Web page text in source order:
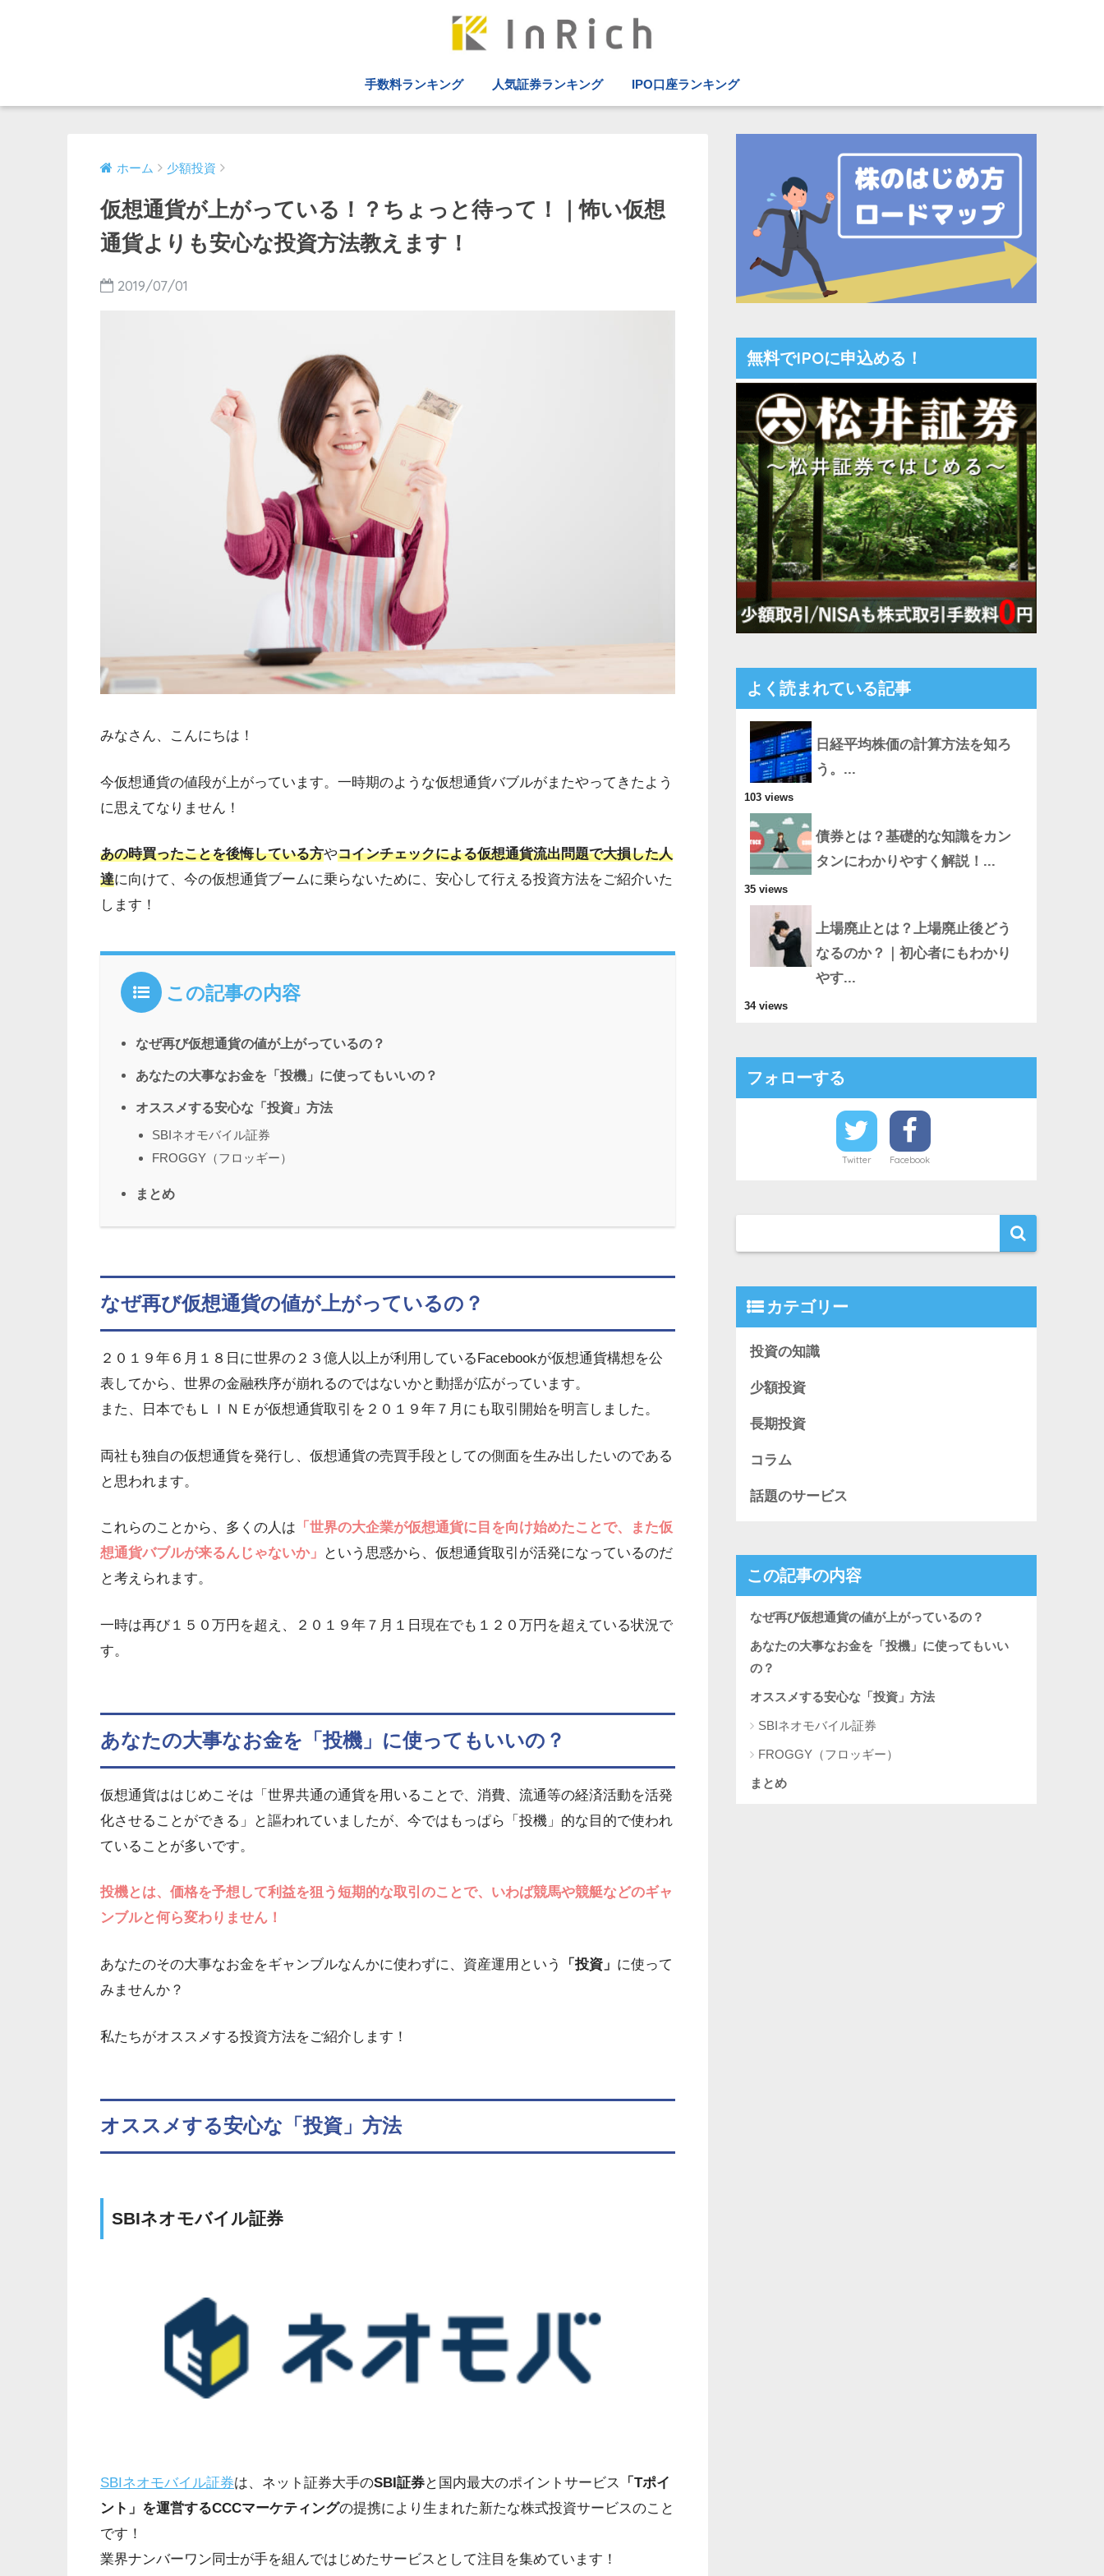
手数料ランキング 人気証券ランキング IPO口座ランキング
ホーム 少額投資
仮想通貨が上がっている！？ちょっと待って！｜怖い仮想
通貨よりも安心な投資方法教えます！
2019/07/01
みなさん、こんにちは！
今仮想通貨の値段が上がっています。一時期のような仮想通貨バブルがまたやってきたよう
に思えてなりません！
あの時買ったことを後悔している方やコインチェックによる仮想通貨流出問題で大損した人
達に向けて、今の仮想通貨ブームに乗らないために、安心して行える投資方法をご紹介いた
します！
この記事の内容
なぜ再び仮想通貨の値が上がっているの？
あなたの大事なお金を「投機」に使ってもいいの？
オススメする安心な「投資」方法
SBIネオモバイル証券
FROGGY（フロッギー）
まとめ
なぜ再び仮想通貨の値が上がっているの？
２０１９年６月１８日に世界の２３億人以上が利用しているFacebookが仮想通貨構想を公
表してから、世界の金融秩序が崩れるのではないかと動揺が広がっています。
また、日本でもＬＩＮＥが仮想通貨取引を２０１９年７月にも取引開始を明言しました。
両社も独自の仮想通貨を発行し、仮想通貨の売買手段としての側面を生み出したいのである
と思われます。
これらのことから、多くの人は 「世界の大企業が仮想通貨に目を向け始めたことで、また仮
想通貨バブルが来るんじゃないか」
という思惑から、仮想通貨取引が活発になっているのだ
と考えられます。
一時は再び１５０万円を超え、２０１９年７月１日現在でも１２０万円を超えている状況で
す。
あなたの大事なお金を「投機」に使ってもいいの？
仮想通貨ははじめこそは「世界共通の通貨を用いることで、消費、流通等の経済活動を活発
化させることができる」と謳われていましたが、今ではもっぱら「投機」的な目的で使われ
ていることが多いです。
投機とは、価格を予想して利益を狙う短期的な取引のことで、いわば競馬や競艇などのギャ
ンブルと何ら変わりません！
あなたのその大事なお金をギャンブルなんかに使わずに、資産運用という 「投資」 に使って
みませんか？
私たちがオススメする投資方法をご紹介します！
オススメする安心な「投資」方法
SBIネオモバイル証券
SBIネオモバイル証券は、ネット証券大手のSBI証券と国内最大のポイントサービス
「Tポイ
ント」を運営するCCCマーケティングの提携により生まれた新たな株式投資サービスのこと
です！
業界ナンバーワン同士が手を組んではじめたサービスとして注目を集めています！
無料でIPOに申込める！
よく読まれている記事
日経平均株価の計算方法を知ろ
う。...
103 views
債券とは？基礎的な知識をカン
タンにわかりやすく解説！...
35 views
上場廃止とは？上場廃止後どう
なるのか？｜初心者にもわかり
やす...
34 views
フォローする
Twitter Facebook
カテゴリー
投資の知識
少額投資
長期投資
コラム
話題のサービス
この記事の内容
なぜ再び仮想通貨の値が上がっているの？
あなたの大事なお金を「投機」に使ってもいい
の？
オススメする安心な「投資」方法
SBIネオモバイル証券
FROGGY（フロッギー）
まとめ